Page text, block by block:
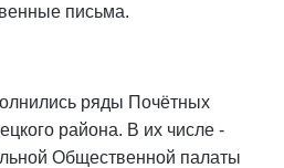
письма.
ряды Почётных
района. В их числе -
Общественной палаты